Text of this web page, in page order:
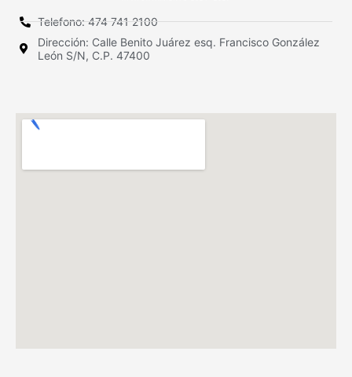
Telefono: 474 741 2100
Dirección: Calle Benito Juárez esq. Francisco González
León S/N, C.P. 47400